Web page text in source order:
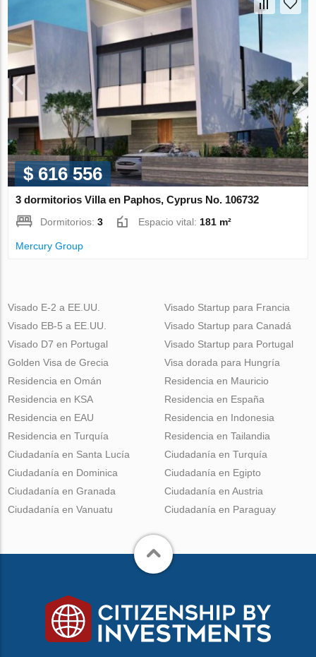
$ 616 556
3 dormitorios Villa en Paphos, Cyprus No. 106732
Dormitorios:3 Espacio vital: 181 m²
Mercury Group
Visado E-2 a EE.UU.
Visado EB-5 a EE.UU.
Visado D7 en Portugal
Golden Visa de Grecia
Visado Startup para Francia
Visado Startup para Canadá
Visado Startup para Portugal
Visa dorada para Hungría
Residencia en Omán
Residencia en KSA
Residencia en EAU
Residencia en Turquía
Residencia en Mauricio
Residencia en España
Residencia en Indonesia
Residencia en Tailandia
Ciudadanía en Santa Lucía
Ciudadanía en Dominica
Ciudadanía en Granada
Ciudadanía en Vanuatu
Ciudadanía en Turquía
Ciudadanía en Egipto
Ciudadanía en Austria
Ciudadanía en Paraguay